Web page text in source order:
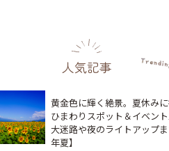
人気記事
黄金色に輝く絶景。夏休み
ひまわりスポット＆イベン
大迷路や夜のライトアップ
年夏】